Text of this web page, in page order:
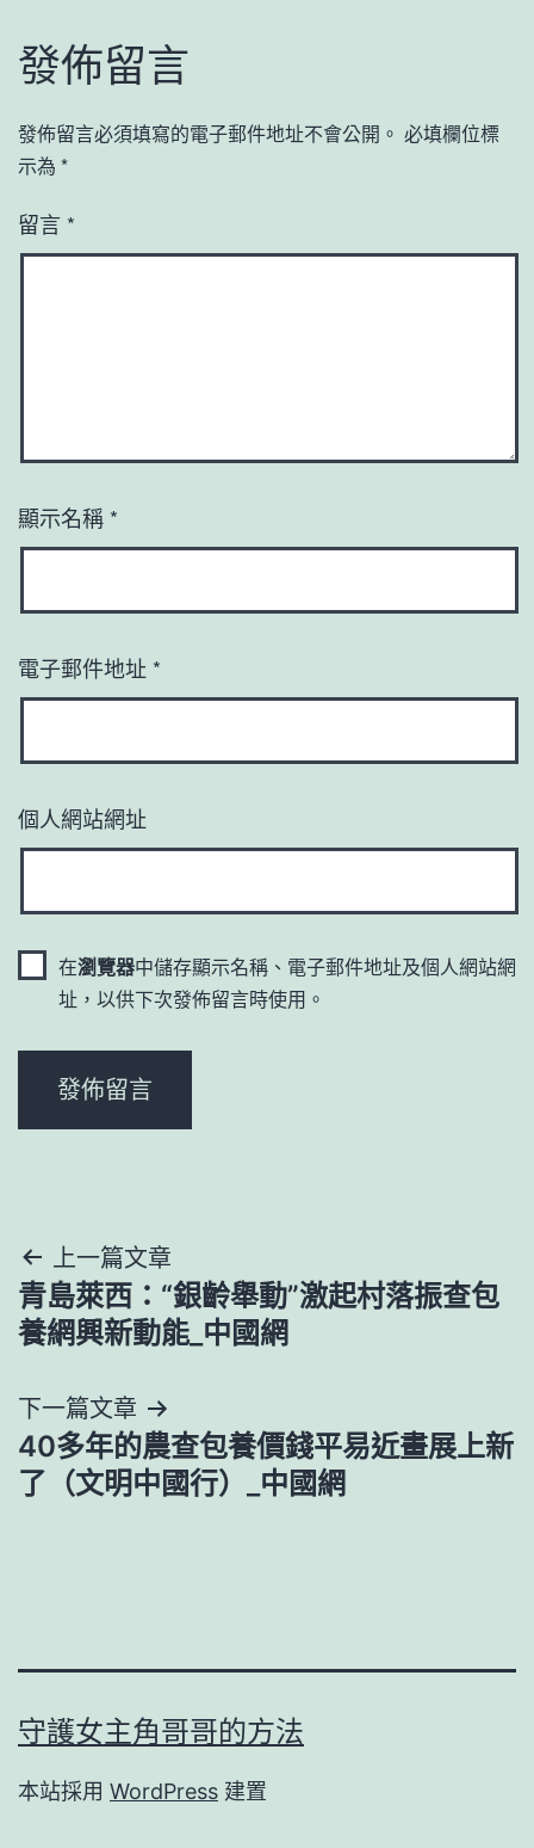
發佈留言
發佈留言必須填寫的電子郵件地址不會公開。 必填欄位標
示為 *
留言 *
顯示名稱 *
電子郵件地址 *
個人網站網址
在瀏覽器中儲存顯示名稱、電子郵件地址及個人網站網
址，以供下次發佈留言時使用。
文
章
覽
上一篇文章
青島萊西：“銀齡舉動”激起村落振查包
養網興新動能_中國網
下一篇文章
40多年的農查包養價錢平易近畫展上新
了（文明中國行）_中國網
守護女主角哥哥的方法
本站採用 WordPress 建置